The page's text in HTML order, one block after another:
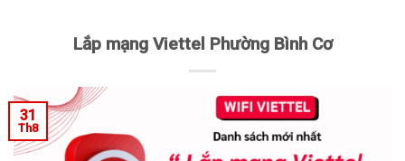
Lắp mạng Viettel Phường Bình Cơ
31
Th8